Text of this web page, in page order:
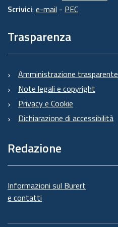
Scrivici: e-mail - PEC
Trasparenza
Amministrazione trasparente
Note legali e copyright
Privacy e Cookie
Dichiarazione di accessibilità
Redazione
Informazioni sul Burert
e contatti